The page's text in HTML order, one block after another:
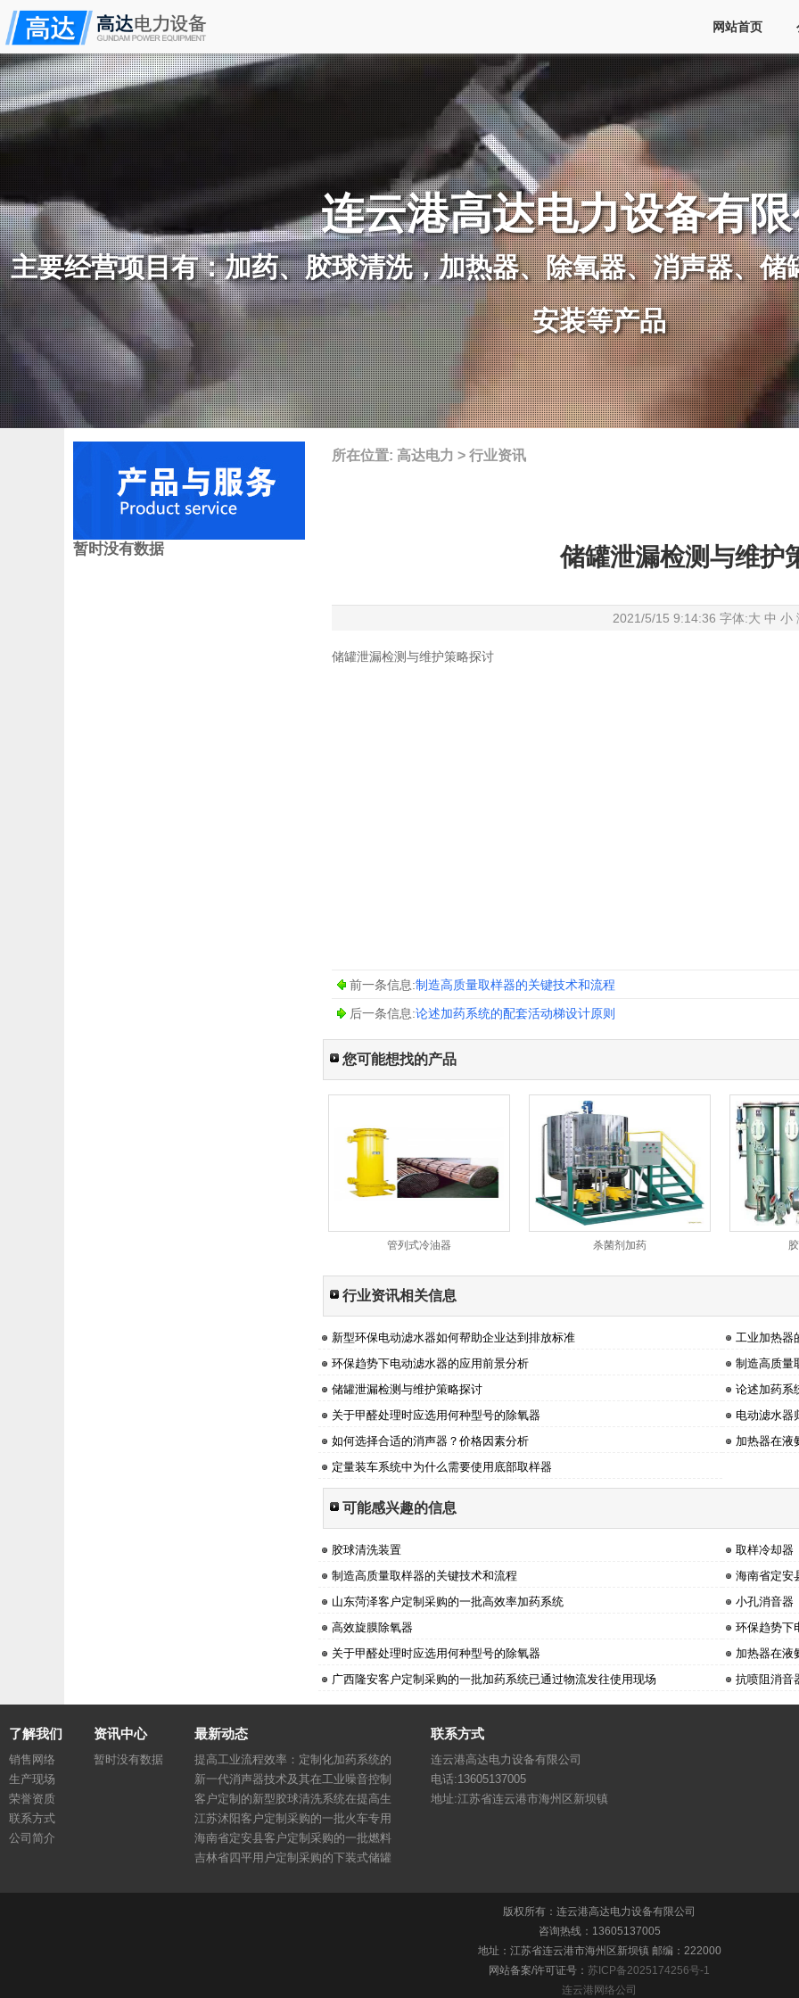
网站首页
连云港高达电力设备有
主要经营项目有：加药、胶球清洗，加热器、除氧器、消声器、
安装等产品
暂时没有数据
所在位置: 高达电力 > 行业资讯
储罐泄漏检测与维护
2021/5/15 9:14:36 字体:大 中 小
储罐泄漏检测与维护策略探讨
前一条信息:制造高质量取样器的关键技术和流程
后一条信息:论述加药系统的配套活动梯设计原则
您可能想找的产品
管列式冷油器 杀菌剂加药
行业资讯相关信息
新型环保电动滤水器如何帮助企业达到排放标准
工业加热器
环保趋势下电动滤水器的应用前景分析
制造高质量
储罐泄漏检测与维护策略探讨
论述加药系
关于甲醛处理时应选用何种型号的除氧器
电动滤水器
如何选择合适的消声器？价格因素分析
加热器在液
定量装车系统中为什么需要使用底部取样器
可能感兴趣的信息
胶球清洗装置
取样冷却器
制造高质量取样器的关键技术和流程
海南省定安
山东菏泽客户定制采购的一批高效率加药系统
小孔消音器
高效旋膜除氧器
环保趋势下
关于甲醛处理时应选用何种型号的除氧器
加热器在液
广西隆安客户定制采购的一批加药系统已通过物流发往使用现场
抗喷阻消音
了解我们
销售网络
生产现场
荣誉资质
联系方式
公司简介
资讯中心
暂时没有数据
最新动态
提高工业流程效率：定制化加药系统的
最新进展
新一代消声器技术及其在工业噪音控制
中的应用
客户定制的新型胶球清洗系统在提高生
产效率中的作用
江苏沭阳客户定制采购的一批火车专用
加热器已发货
海南省定安县客户定制采购的一批燃料
油专用加药系统已发货
吉林省四平用户定制采购的下装式储罐
联系方式
连云港高达电力设备有限公司
电话:13605137005
地址:江苏省连云港市海州区新坝镇
版权所有：连云港高达电力设备有限公司
咨询热线：13605137005
地址：江苏省连云港市海州区新坝镇 邮编：222000
网站备案/许可证号： 苏ICP备2025174256号-1
连云港网络公司